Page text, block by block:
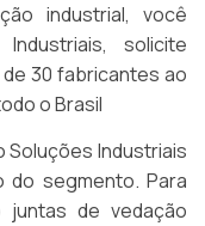
industrial, você
solicite
30 fabricantes ao
o Brasil
Soluções Industriais
do segmento. Para
de vedação